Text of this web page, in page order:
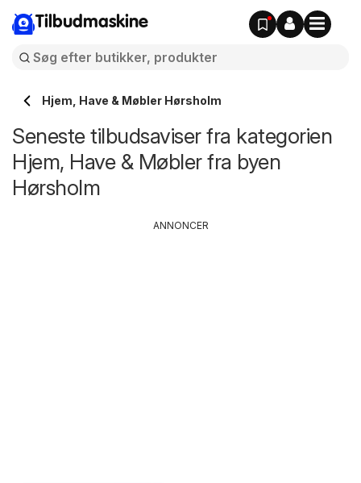
Tilbudmaskine
Hjem, Have & Møbler Hørsholm
Seneste tilbudsaviser fra kategorien
Hjem, Have & Møbler fra byen
Hørsholm
ANNONCER